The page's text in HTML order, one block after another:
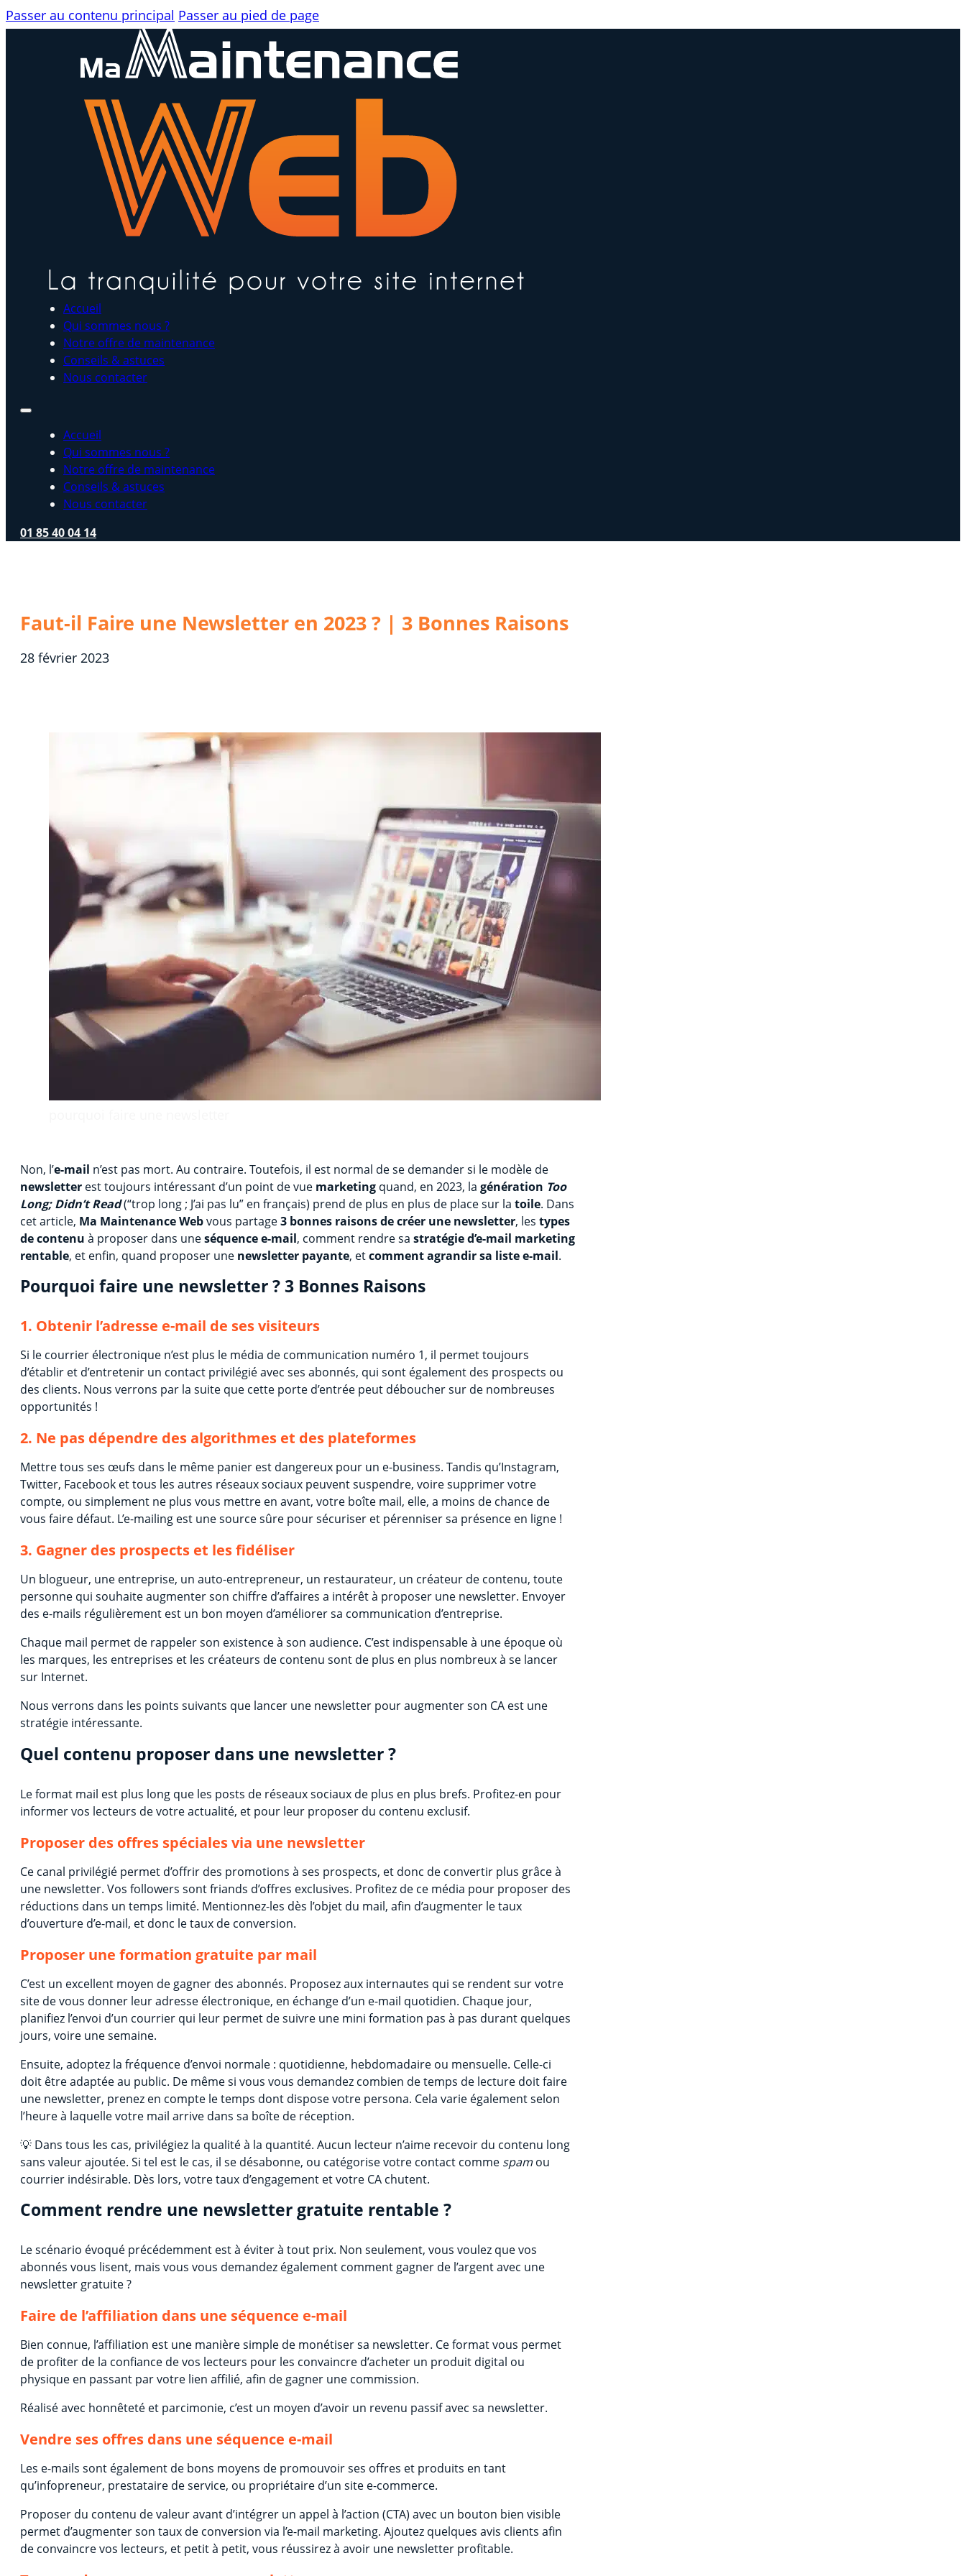
Passer au contenu principal Passer au pied de page
Accueil
Qui sommes nous ?
Notre offre de maintenance
Conseils & astuces
Nous contacter
Accueil
Qui sommes nous ?
Notre offre de maintenance
Conseils & astuces
Nous contacter
01 85 40 04 14
Faut-il Faire une Newsletter en 2023 ? | 3 Bonnes Raisons
28 février 2023
Non, l’e-mail n’est pas mort. Au contraire. Toutefois, il est normal de se demander si le modèle de
newsletter est toujours intéressant d’un point de vue marketing quand, en 2023, la génération Too
Long; Didn’t Read(“trop long ; J’ai pas lu” en français) prend de plus en plus de place sur la toile. Dans
cet article, Ma Maintenance Webvous partage3 bonnes raisons de créer une newsletter, les types
de contenu à proposer dans uneséquence e-mail, comment rendre sa stratégie d’e-mail marketing
rentable, et enfin, quand proposer une newsletter payante, etcomment agrandir sa liste e-mail.
Pourquoi faire une newsletter ? 3 Bonnes Raisons
1. Obtenir l’adresse e-mail de ses visiteurs
Si le courrier électronique n’est plus le média de communication numéro 1, il permet toujours
d’établir et d’entretenir un contact privilégié avec ses abonnés, qui sont également des prospects ou
des clients. Nous verrons par la suite que cette porte d’entrée peut déboucher sur de nombreuses
opportunités !
2. Ne pas dépendre des algorithmes et des plateformes
Mettre tous ses œufs dans le même panier est dangereux pour un e-business. Tandis qu’Instagram,
Twitter, Facebook et tous les autres réseaux sociaux peuvent suspendre, voire supprimer votre
compte, ou simplement ne plus vous mettre en avant, votre boîte mail, elle, a moins de chance de
vous faire défaut. L’e-mailing est une source sûre pour sécuriser et pérenniser sa présence en ligne !
3. Gagner des prospects et les fidéliser
Un blogueur, une entreprise, un auto-entrepreneur, un restaurateur, un créateur de contenu, toute
personne qui souhaite augmenter son chiffre d’affaires a intérêt à proposer une newsletter. Envoyer
des e-mails régulièrement est un bon moyen d’améliorer sa communication d’entreprise.
Chaque mail permet de rappeler son existence à son audience. C’est indispensable à une époque où
les marques, les entreprises et les créateurs de contenu sont de plus en plus nombreux à se lancer
sur Internet.
Nous verrons dans les points suivants que lancer une newsletter pour augmenter son CA est une
stratégie intéressante.
Quel contenu proposer dans une newsletter ?
Le format mail est plus long que les posts de réseaux sociaux de plus en plus brefs. Profitez-en pour
informer vos lecteurs de votre actualité, et pour leur proposer du contenu exclusif.
Proposer des offres spéciales via une newsletter
Ce canal privilégié permet d’offrir des promotions à ses prospects, et donc de convertir plus grâce à
une newsletter. Vos followers sont friands d’offres exclusives. Profitez de ce média pour proposer des
réductions dans un temps limité. Mentionnez-les dès l’objet du mail, afin d’augmenter le taux
d’ouverture d’e-mail, et donc le taux de conversion.
Proposer une formation gratuite par mail
C’est un excellent moyen de gagner des abonnés. Proposez aux internautes qui se rendent sur votre
site de vous donner leur adresse électronique, en échange d’un e-mail quotidien. Chaque jour,
planifiez l’envoi d’un courrier qui leur permet de suivre une mini formation pas à pas durant quelques
jours, voire une semaine.
Ensuite, adoptez la fréquence d’envoi normale : quotidienne, hebdomadaire ou mensuelle. Celle-ci
doit être adaptée au public. De même si vous vous demandez combien de temps de lecture doit faire
une newsletter, prenez en compte le temps dont dispose votre persona. Cela varie également selon
l’heure à laquelle votre mail arrive dans sa boîte de réception.
💡 Dans tous les cas, privilégiez la qualité à la quantité. Aucun lecteur n’aime recevoir du contenu long
sans valeur ajoutée. Si tel est le cas, il se désabonne, ou catégorise votre contact comme spamou
courrier indésirable. Dès lors, votre taux d’engagement et votre CA chutent.
Comment rendre une newsletter gratuite rentable ?
Le scénario évoqué précédemment est à éviter à tout prix. Non seulement, vous voulez que vos
abonnés vous lisent, mais vous vous demandez également comment gagner de l’argent avec une
newsletter gratuite ?
Faire de l’affiliation dans une séquence e-mail
Bien connue, l’affiliation est une manière simple de monétiser sa newsletter. Ce format vous permet
de profiter de la confiance de vos lecteurs pour les convaincre d’acheter un produit digital ou
physique en passant par votre lien affilié, afin de gagner une commission.
Réalisé avec honnêteté et parcimonie, c’est un moyen d’avoir un revenu passif avec sa newsletter.
Vendre ses offres dans une séquence e-mail
Les e-mails sont également de bons moyens de promouvoir ses offres et produits en tant
qu’infopreneur, prestataire de service, ou propriétaire d’un site e-commerce.
Proposer du contenu de valeur avant d’intégrer un appel à l’action (CTA) avec un bouton bien visible
permet d’augmenter son taux de conversion via l’e-mail marketing. Ajoutez quelques avis clients afin
de convaincre vos lecteurs, et petit à petit, vous réussirez à avoir une newsletter profitable.